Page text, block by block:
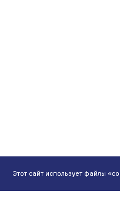
Этот сайт использует файлы